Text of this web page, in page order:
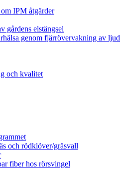
IPM åtgärder
gårdens elstängsel
genom fjärrövervakning av ljud
och kvalitet
och rödklöver/gräsvall
fiber hos rörsvingel